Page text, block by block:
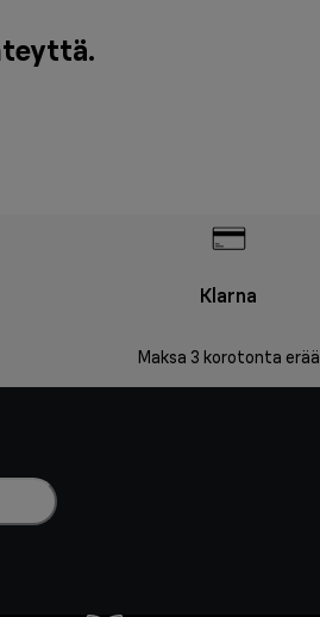
.
Klarna
Maksa 3 korotonta erää